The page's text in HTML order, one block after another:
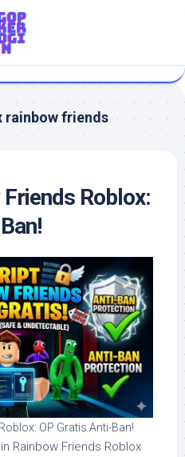
rainbow friends
Roblox:
OP Gratis Anti-Ban!
Rainbow Friends Roblox